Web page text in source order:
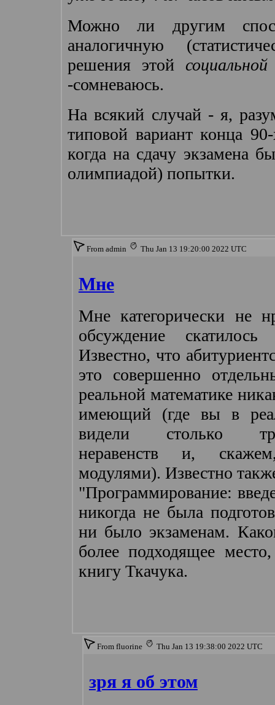
Можно ли другим
аналогичную
решения этой
-сомневаюсь.
На всякий случай - я,
типовой вариант конца
когда на сдачу экзамена
олимпиадой) попытки.
From admin Thu Jan 13 19:20:00 2022 UTC
Мне
Мне категорически не
обсуждение
Известно, что
это совершенно
реальной математике
имеющий (где вы в
видели столько
неравенств и,
модулями). Известно
"Программирование:
никогда не была
ни было экзаменам.
более подходящее
книгу Ткачука.
From fluorine Thu Jan 13 19:38:00 2022 UTC
зря я об этом